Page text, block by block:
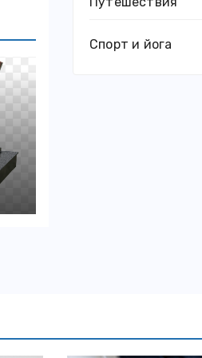
Спорт и йога